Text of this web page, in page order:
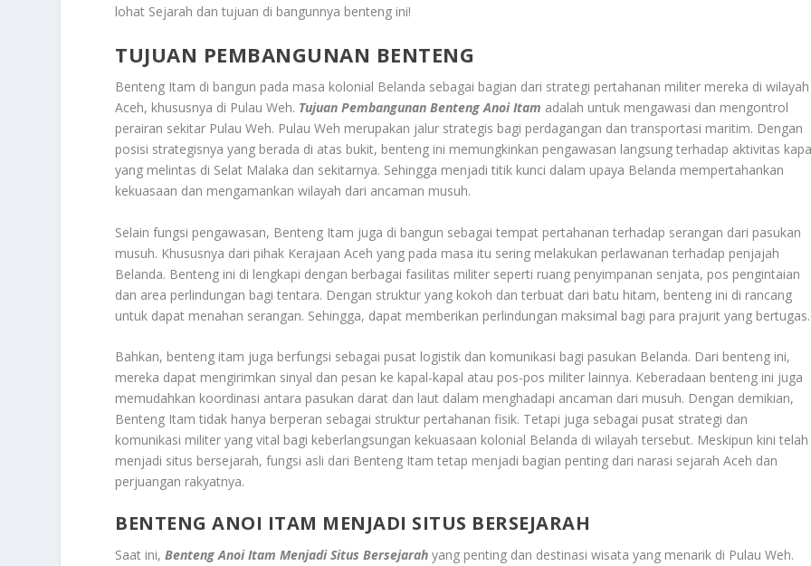
lohat Sejarah dan tujuan di bangunnya benteng ini!
TUJUAN PEMBANGUNAN BENTENG
Benteng Itam di bangun pada masa kolonial Belanda sebagai bagian dari strategi pertahanan militer mereka di wilayah
Aceh, khususnya di Pulau Weh. Tujuan Pembangunan Benteng Anoi Itam adalah untuk mengawasi dan mengontrol
perairan sekitar Pulau Weh. Pulau Weh merupakan jalur strategis bagi perdagangan dan transportasi maritim. Dengan
posisi strategisnya yang berada di atas bukit, benteng ini memungkinkan pengawasan langsung terhadap aktivitas
yang melintas di Selat Malaka dan sekitarnya. Sehingga menjadi titik kunci dalam upaya Belanda mempertahankan
kekuasaan dan mengamankan wilayah dari ancaman musuh.
Selain fungsi pengawasan, Benteng Itam juga di bangun sebagai tempat pertahanan terhadap serangan dari pasukan
musuh. Khususnya dari pihak Kerajaan Aceh yang pada masa itu sering melakukan perlawanan terhadap penjajah
Belanda. Benteng ini di lengkapi dengan berbagai fasilitas militer seperti ruang penyimpanan senjata, pos pengintaian
dan area perlindungan bagi tentara. Dengan struktur yang kokoh dan terbuat dari batu hitam, benteng ini di rancang
untuk dapat menahan serangan. Sehingga, dapat memberikan perlindungan maksimal bagi para prajurit yang bertugas.
Bahkan, benteng itam juga berfungsi sebagai pusat logistik dan komunikasi bagi pasukan Belanda. Dari benteng ini,
mereka dapat mengirimkan sinyal dan pesan ke kapal-kapal atau pos-pos militer lainnya. Keberadaan benteng ini juga
memudahkan koordinasi antara pasukan darat dan laut dalam menghadapi ancaman dari musuh. Dengan demikian,
Benteng Itam tidak hanya berperan sebagai struktur pertahanan fisik. Tetapi juga sebagai pusat strategi dan
komunikasi militer yang vital bagi keberlangsungan kekuasaan kolonial Belanda di wilayah tersebut. Meskipun kini telah
menjadi situs bersejarah, fungsi asli dari Benteng Itam tetap menjadi bagian penting dari narasi sejarah Aceh dan
perjuangan rakyatnya.
BENTENG ANOI ITAM MENJADI SITUS BERSEJARAH
Saat ini,Benteng Anoi Itam Menjadi Situs Bersejarah yang penting dan destinasi wisata yang menarik di Pulau Weh.